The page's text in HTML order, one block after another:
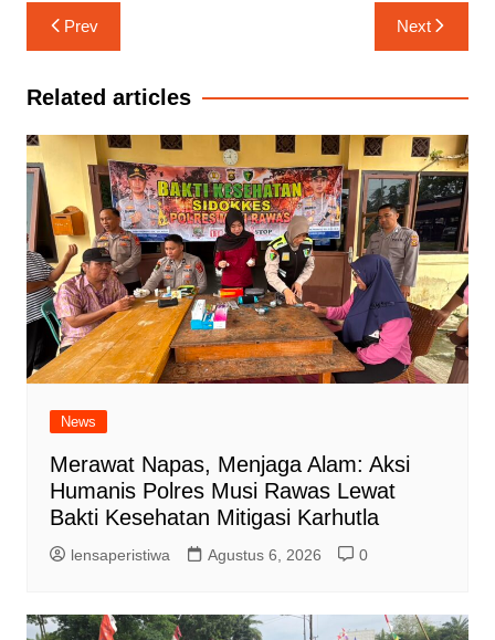
Navigasi
pos
Prev Next
Related articles
News
Merawat Napas, Menjaga Alam: Aksi
Humanis Polres Musi Rawas Lewat
Bakti Kesehatan Mitigasi Karhutla
lensaperistiwa Agustus 6, 2026 0